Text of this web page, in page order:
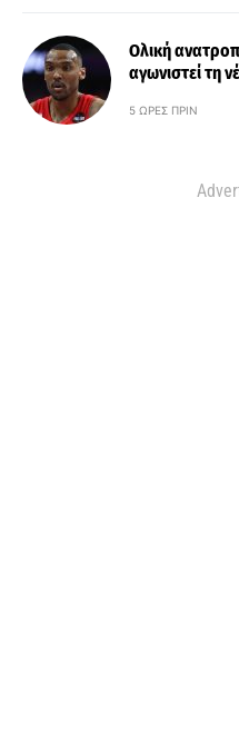
Ολική
αγωνιστεί τη
5 ΏΡΕΣ ΠΡΙΝ